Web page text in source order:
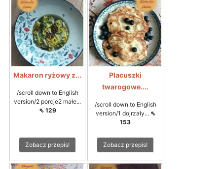
Makaron ryżowy z...
/scroll down to English
version/2 porcje2 małe...
⇖ 129
Zobacz przepis!
Placuszki
twarogowe....
/scroll down to English
version/1 dojrzały... ⇖
153
Zobacz przepis!